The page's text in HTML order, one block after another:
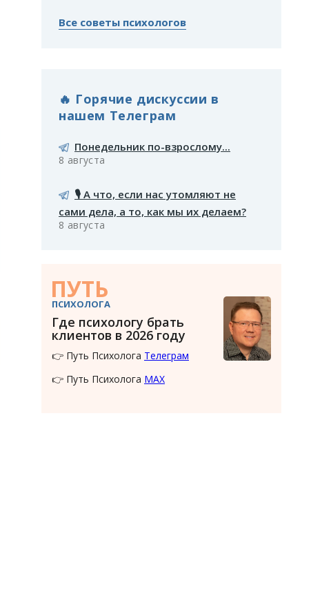
Все советы психологов
🔥 Горячие дискуссии в
нашем Телеграм
Понедельник по-взрослому...
8 августа
🎙️ А что, если нас утомляют не
сами дела, а то, как мы их делаем?
8 августа
ПУТЬ
ПСИХОЛОГА
Где психологу брать
клиентов в 2026 году
👉 Путь Психолога Телеграм
👉 Путь Психолога MAX